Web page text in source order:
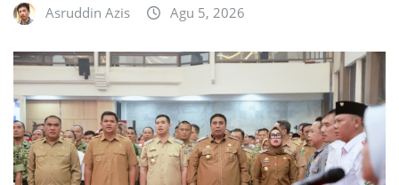
Asruddin Azis Agu 5, 2026